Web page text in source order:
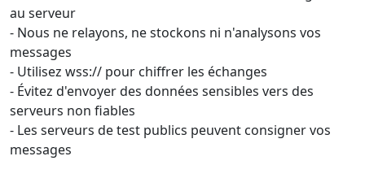
au serveur
- Nous ne relayons, ne stockons ni n'analysons vos
messages
- Utilisez wss:// pour chiffrer les échanges
- Évitez d'envoyer des données sensibles vers des
serveurs non fiables
- Les serveurs de test publics peuvent consigner vos
messages